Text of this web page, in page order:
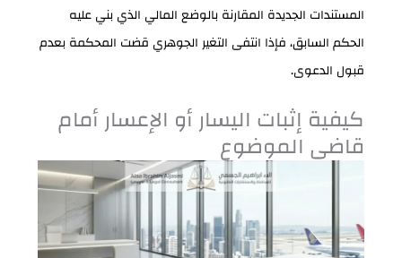
المستندات الجديدة المقارنة بالوضع المالي الذي بني عليه
الحكم السابق، فإذا انتفى التغير الجوهري قضت المحكمة بعدم
قبول الدعوى.
كيفية إثبات اليسار أو الإعسار أمام
قاضي الموضوع